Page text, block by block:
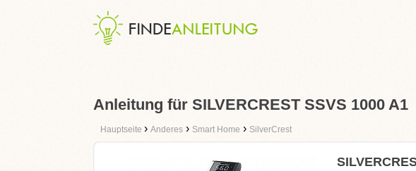
Anleitung für SILVERCREST SSVS 1000 A1
Hauptseite › Anderes › Smart Home › SilverCrest